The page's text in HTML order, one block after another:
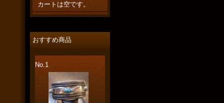
カートは空です。
おすすめ商品
No.1